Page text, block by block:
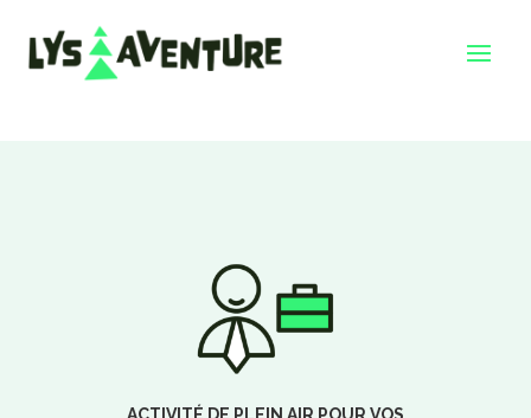
ACTIVITÉ DE PLEIN AIR POUR VOS